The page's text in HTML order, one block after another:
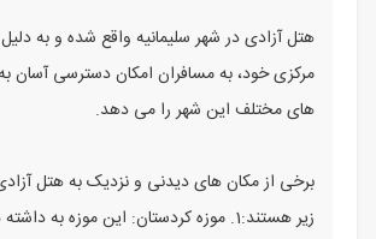
هتل آزادی در شهر سلیمانیه واقع شده و به
مرکزی خود، به مسافران امکان دسترسی آسان
های مختلف این شهر را می‌ دهد.
برخی از مکان‌ های دیدنی و نزدیک به هتل
زیر هستند:1. موزه کردستان: این موزه به